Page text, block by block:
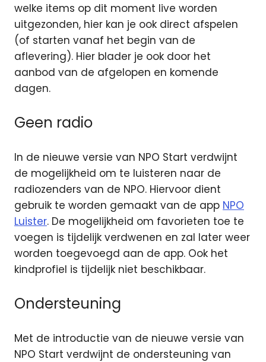
welke items op dit moment live worden
uitgezonden, hier kan je ook direct afspelen
(of starten vanaf het begin van de
aflevering). Hier blader je ook door het
aanbod van de afgelopen en komende
dagen.
Geen radio
In de nieuwe versie van NPO Start verdwijnt
de mogelijkheid om te luisteren naar de
radiozenders van de NPO. Hiervoor dient
gebruik te worden gemaakt van de app NPO
Luister. De mogelijkheid om favorieten toe te
voegen is tijdelijk verdwenen en zal later weer
worden toegevoegd aan de app. Ook het
kindprofiel is tijdelijk niet beschikbaar.
Ondersteuning
Met de introductie van de nieuwe versie van
NPO Start verdwijnt de ondersteuning van